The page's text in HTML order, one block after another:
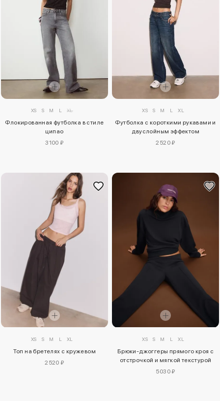
XS S M L XL
Флокированная футболка в стиле
ципао
3100 ₽
XS S M L XL
Футболка с короткими рукавами и
двуслойным эффектом
2520 ₽
XS S M L XL
Топ на бретелях с кружевом
2520 ₽
XS S M L XL
Брюки-джоггеры прямого кроя с
отстрочкой и мягкой текстурой
5030 ₽